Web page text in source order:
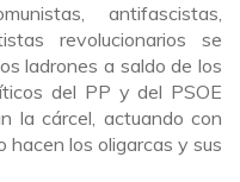
antifascistas,
revolucionarios se
ladrones a saldo de los
del PP y del PSOE
la cárcel, actuando con
hacen los oligarcas y sus